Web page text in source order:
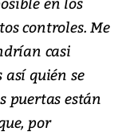
controles. Me
casi
así quién se
puertas están
por